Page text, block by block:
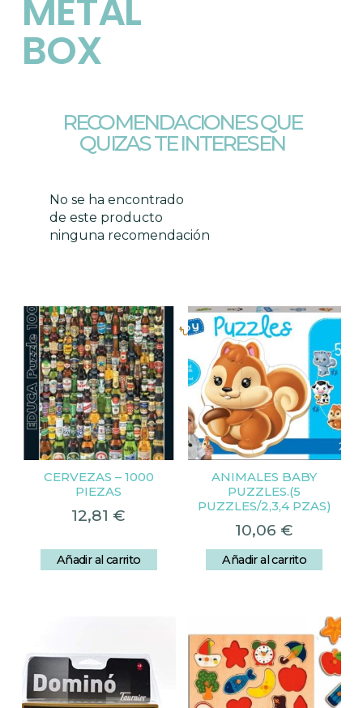
METAL
BOX
RECOMENDACIONES QUE
QUIZAS TE INTERESEN
No se ha encontrado
de este producto
ninguna recomendación
Productos relacionados
CERVEZAS – 1000
PIEZAS
12,81 €
Añadir al carrito
ANIMALES BABY
PUZZLES.(5
PUZZLES/2,3,4 PZAS)
10,06 €
Añadir al carrito